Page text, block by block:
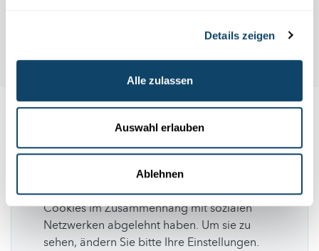
Details zeigen
Alle zulassen
Auswahl erlauben
Ablehnen
science.lu
Diese Plugins sind ausgeblendet, weil Sie
Cookies im Zusammenhang mit sozialen
Netzwerken abgelehnt haben. Um sie zu
sehen, ändern Sie bitte Ihre Einstellungen.